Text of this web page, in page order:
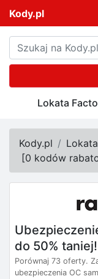
Kody.pl
Lokata
Kody.pl
[0 kodów
do 50% taniej!
Porównaj 73 oferty.
ubezpieczenia OC